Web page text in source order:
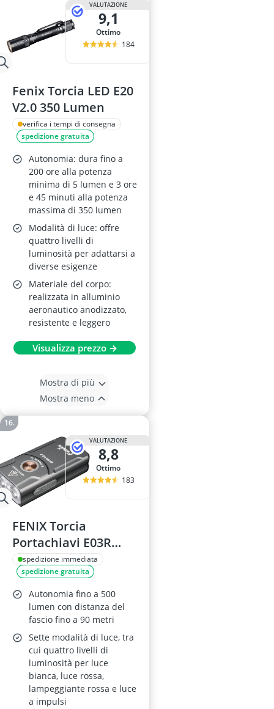
VALUTAZIONE
9,1
Ottimo
184
Fenix Torcia LED E20
V2.0 350 Lumen
verifica i tempi di consegna
spedizione gratuita
Autonomia: dura fino a
200 ore alla potenza
minima di 5 lumen e 3 ore
e 45 minuti alla potenza
massima di 350 lumen
Modalità di luce: offre
quattro livelli di
luminosità per adattarsi a
diverse esigenze
Materiale del corpo:
realizzata in alluminio
aeronautico anodizzato,
resistente e leggero
Visualizza prezzo →
Mostra di più
Mostra meno
VALUTAZIONE
8,8
Ottimo
183
FENIX Torcia
Portachiavi E03R
v2.0 Grigia
spedizione immediata
spedizione gratuita
Autonomia fino a 500
lumen con distanza del
fascio fino a 90 metri
Sette modalità di luce, tra
cui quattro livelli di
luminosità per luce
bianca, luce rossa,
lampeggiante rossa e luce
a impulsi